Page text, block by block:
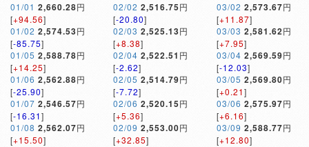
01/01 2,660.28円
[+94.56]
01/02 2,574.53円
[-85.75]
01/05 2,588.78円
[+14.25]
01/06 2,562.88円
[-25.90]
01/07 2,546.57円
[-16.31]
01/08 2,562.07円
[+15.50]
02/02 2,516.75円
[-20.80]
02/03 2,525.13円
[+8.38]
02/04 2,522.51 円
[-2.62]
02/05 2,514.79円
[-7.72]
02/06 2,520.15円
[+5.36]
02/09 2,553.00円
[+32.85]
03/02 2,573.67円
[+11.87]
03/03 2,581.62円
[+7.95]
03/04 2,569.59円
[-12.03]
03/05 2,569.80円
[+0.21]
03/06 2,575.97円
[+6.16]
03/09 2,588.77円
[+12.80]